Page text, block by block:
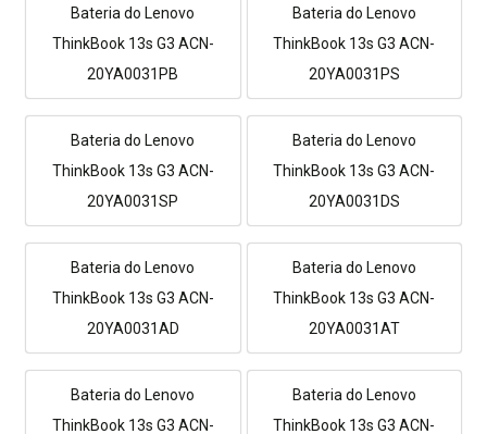
Bateria do Lenovo
ThinkBook 13s G3 ACN-
20YA0031PB
Bateria do Lenovo
ThinkBook 13s G3 ACN-
20YA0031PS
Bateria do Lenovo
ThinkBook 13s G3 ACN-
20YA0031SP
Bateria do Lenovo
ThinkBook 13s G3 ACN-
20YA0031DS
Bateria do Lenovo
ThinkBook 13s G3 ACN-
20YA0031AD
Bateria do Lenovo
ThinkBook 13s G3 ACN-
20YA0031AT
Bateria do Lenovo
ThinkBook 13s G3 ACN-
Bateria do Lenovo
ThinkBook 13s G3 ACN-